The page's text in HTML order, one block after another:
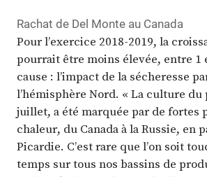
Rachat de Del Monte au Canada
Pour l’exercice 2018-2019, la
pourrait être moins élevée, entre 1
cause : l’impact de la sécheresse
l’hémisphère Nord. « La culture du
juillet, a été marquée par de fortes
chaleur, du Canada à la Russie, en
Picardie. C’est rare que l’on soit
temps sur tous nos bassins de